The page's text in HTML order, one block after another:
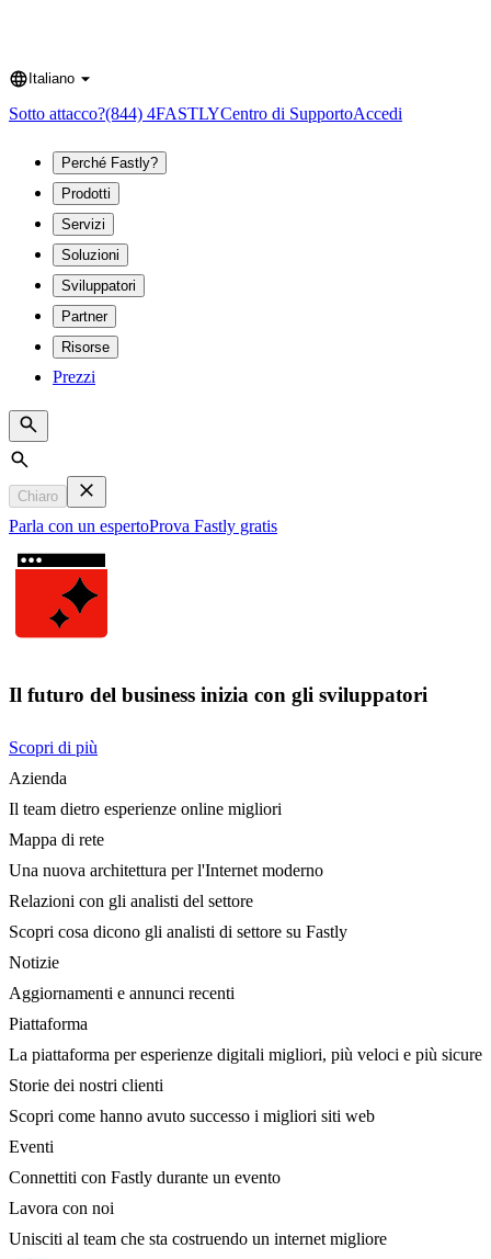
Language
Italiano
Sotto attacco?(844) 4FASTLYCentro di SupportoAccedi
Perché Fastly?
Prodotti
Servizi
Soluzioni
Sviluppatori
Partner
Risorse
Prezzi
Search
Chiaro
Parla con un espertoProva Fastly gratis
Il futuro del business inizia con gli sviluppatori
Scopri di più
Azienda
Il team dietro esperienze online migliori
Mappa di rete
Una nuova architettura per l'Internet moderno
Relazioni con gli analisti del settore
Scopri cosa dicono gli analisti di settore su Fastly
Notizie
Aggiornamenti e annunci recenti
Piattaforma
La piattaforma per esperienze digitali migliori, più veloci e più sicure
Storie dei nostri clienti
Scopri come hanno avuto successo i migliori siti web
Eventi
Connettiti con Fastly durante un evento
Lavora con noi
Unisciti al team che sta costruendo un internet migliore